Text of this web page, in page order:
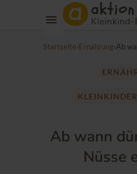
Startseite›Ernährung›Ab
Ab wann
Nüsse